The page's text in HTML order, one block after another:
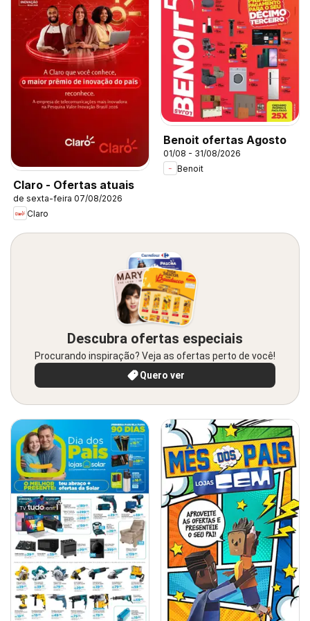
Claro - Ofertas atuais
de sexta-feira 07/08/2026
Claro
Benoit ofertas Agosto
01/08 - 31/08/2026
Benoit
Descubra ofertas especiais
Procurando inspiração? Veja as ofertas perto de você!
Quero ver